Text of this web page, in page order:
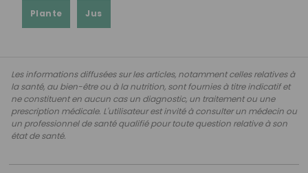
Plante Jus
Les informations diffusées sur les articles, notamment celles relatives à
la santé, au bien-être ou à la nutrition, sont fournies à titre indicatif et
ne constituent en aucun cas un diagnostic, un traitement ou une
prescription médicale. L'utilisateur est invité à consulter un médecin ou
un professionnel de santé qualifié pour toute question relative à son
état de santé.